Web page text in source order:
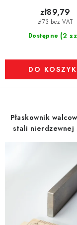
Dostępne (2
zł73 bez VAT
zł89,79
DO
Płaskownik
stali nierdzewnej
mm, długość 1 m